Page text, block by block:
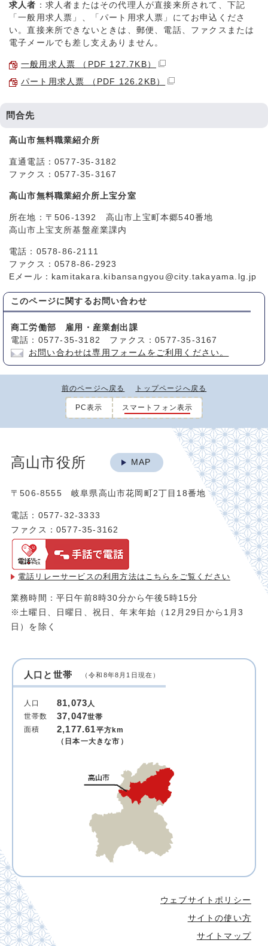
求人者 ：求人者またはその代理人が直接来所されて、下記
「一般用求人票」、「パート用求人票」にてお申込くださ
い。直接来所できないときは、郵便、電話、ファクスまたは
電子メールでも差し支えありません。
一般用求人票 （PDF 127.7KB）
パート用求人票 （PDF 126.2KB）
問合先
高山市無料職業紹介所
直通電話：0577-35-3182
ファクス：0577-35-3167
高山市無料職業紹介所上宝分室
所在地：〒506-1392 高山市上宝町本郷540番地
高山市上宝支所基盤産業課内
電話：0578-86-2111
ファクス：0578-86-2923
Eメール：kamitakara.kibansangyou@city.takayama.lg.jp
このページに関する お問い合わせ
商工労働部 雇用・産業創出課
電話：0577-35-3182 ファクス：0577-35-3167
お問い合わせは専用フォームをご利用ください。
前のページへ戻る トップページへ戻る
PC表示 スマートフォン表示
高山市役所 MAP
〒506-8555 岐阜県高山市花岡町2丁目18番地
電話：0577-32-3333
ファクス：0577-35-3162
電話リレーサービスの利用方法は こちらをご覧ください
業務時間：平日午前8時30分から午後5時15分
※土曜日、日曜日、祝日、年末年始（12月29日から1月3
日）を除く
人口と世帯 （令和8年8月1日現在）
人口 81,073人
世帯数
37,047世帯
面積
2,177.61平方km
（日本一大きな市）
ウェブサイトポリシー
サイトの使い方
サイトマップ